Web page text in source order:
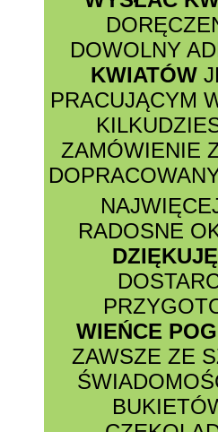
DOWOLNY
KWIATÓW
PRACUJĄCYM
ZAMÓWIENIE
RADOSNE
DZIĘKUJĘ
WIEŃCE
ZAWSZE ZE